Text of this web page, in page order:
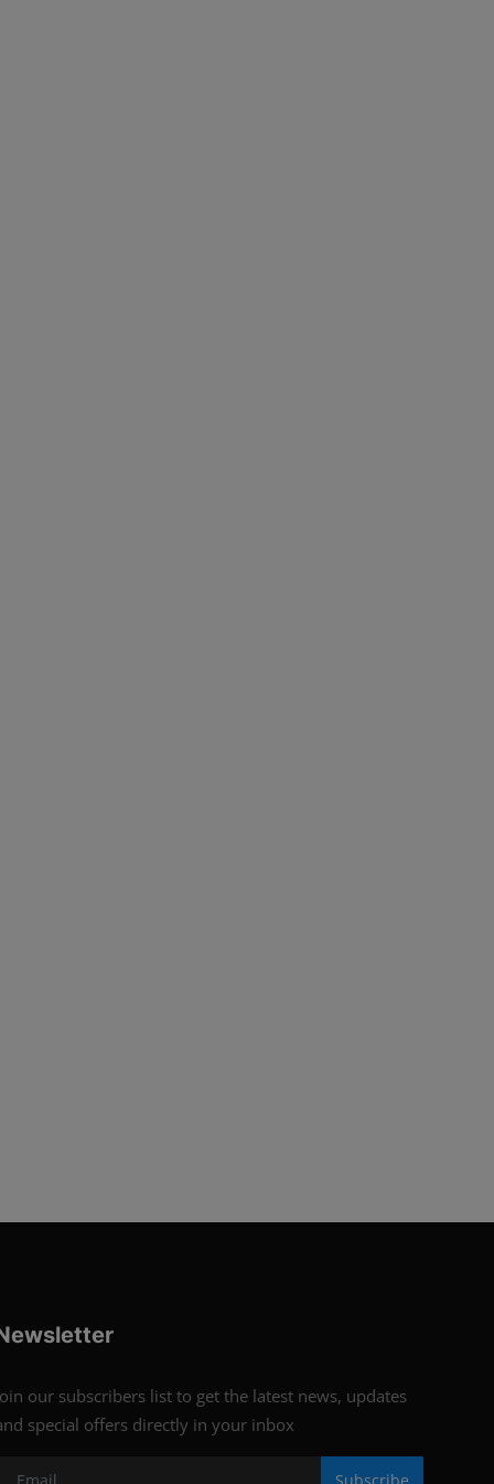
our subscribers list to get the latest news, updates
special offers directly in your inbox